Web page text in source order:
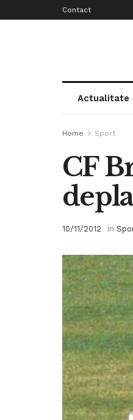
Contact
Actualitate
Home Sport
CF
10/11/2012 in